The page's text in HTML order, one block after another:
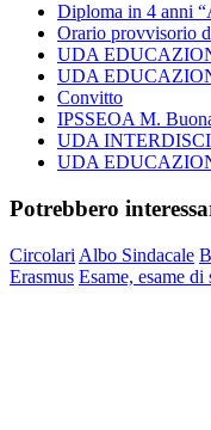
Diploma in 4 anni
Orario provvisorio
UDA
UDA
Convitto
IPSSEOA M.
UDA
UDA
Potrebbero
Circolari Albo Sindacale
Erasmus Esame, esame di